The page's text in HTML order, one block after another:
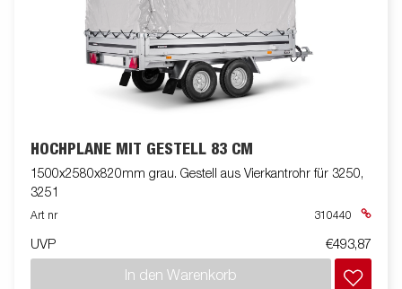
HOCHPLANE MIT GESTELL 83 CM
1500x2580x820mm grau. Gestell aus Vierkantrohr für 3250,
3251
Art nr 310440
UVP €493,87
In den Warenkorb